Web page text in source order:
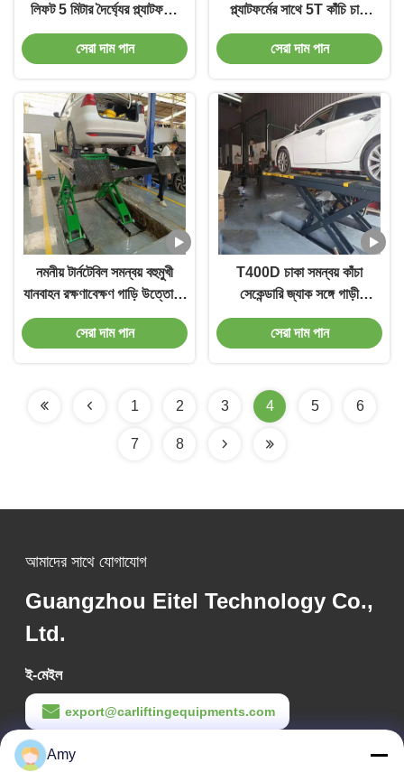
লিফট 5 মিটার দৈর্ঘ্যের প্ল্যাটফর্মের
সাথে সেকেন্ডারি জ্যাক
সেরা দাম পান
প্ল্যাটফর্মের সাথে 5T কাঁচি চাকা
সমন্বয় গাড়ী উত্তোলন
সেরা দাম পান
নমনীয় টার্নটেবিল সমন্বয় বহুমুখী
যানবাহন রক্ষণাবেক্ষণ গাড়ি উত্তোলন
সরঞ্জাম
সেরা দাম পান
T400D চাকা সমন্বয় কাঁচা
সেকেন্ডারি জ্যাক সঙ্গে গাড়ী
উত্তোলন
সেরা দাম পান
1 2 3 4 5 6
7 8
আমাদের সাথে যোগাযোগ
Guangzhou Eitel Technology Co.,
Ltd.
ই-মেইল
export@carliftingequipments.com
কাজের সময়
Amy